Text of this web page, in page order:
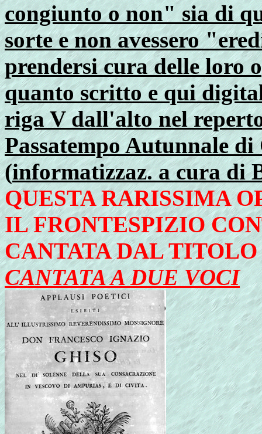
congiunto o non" sia di
sorte e non avessero
prendersi cura delle loro
quanto scritto e qui
riga V dall'alto nel
Passatempo Autunnale
(informatizzaz. a cura di
QUESTA RARISSIMA
IL FRONTESPIZIO
CANTATA DAL
CANTATA A DUE VOCI